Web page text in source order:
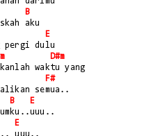
B
aku
E
pergi dulu
D#m
waktu yang
F#
semua..
B
E
E
uuu..